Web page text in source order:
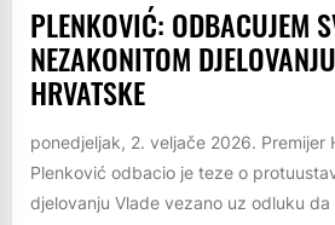
PLENKOVIĆ: ODBACUJEM
NEZAKONITOM
HRVATSKE
ponedjeljak, 2. veljače 2026. Premijer
Plenković odbacio je teze o
djelovanju Vlade vezano uz odluku